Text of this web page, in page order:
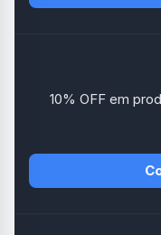
10% OFF em